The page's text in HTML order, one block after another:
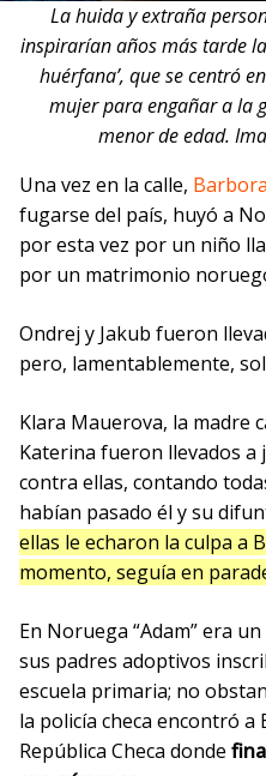
La huida y extraña
inspirarían años más tarde
huérfana’, que se centró
mujer para engañar a la
menor de edad.
Una vez en la calle,
fugarse del país, huyó a
por esta vez por un niño
por un matrimonio
Ondrej y Jakub fueron
pero, lamentablemente,
Klara Mauerova, la madre
Katerina fueron llevados a
contra ellas, contando
habían pasado él y su
ellas le echaron la culpa a
momento, seguía en
En Noruega “Adam” era
sus padres adoptivos
escuela primaria; no
la policía checa encontró
República Checa donde